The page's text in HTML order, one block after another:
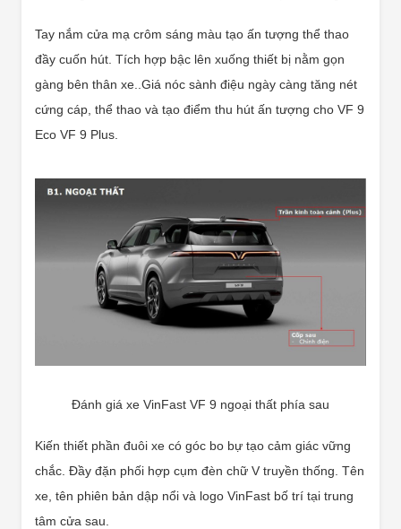
Tay nắm cửa mạ crôm sáng màu tạo ấn tượng thể thao
đầy cuốn hút. Tích hợp bậc lên xuống thiết bị nằm gọn
gàng bên thân xe..Giá nóc sành điệu ngày càng tăng nét
cứng cáp, thể thao và tạo điểm thu hút ấn tượng cho VF 9
Eco VF 9 Plus.
Đánh giá xe VinFast VF 9 ngoại thất phía sau
Kiến thiết phần đuôi xe có góc bo bự tạo cảm giác vững
chắc. Đầy đặn phối hợp cụm đèn chữ V truyền thống. Tên
xe, tên phiên bản dập nổi và logo VinFast bố trí tại trung
tâm cửa sau.